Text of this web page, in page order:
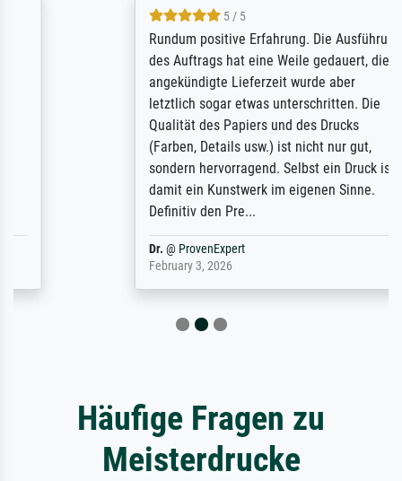
5 / 5
Rundum positive Erfahrung. Die Ausführung
des Auftrags hat eine Weile gedauert, die
angekündigte Lieferzeit wurde aber
letztlich sogar etwas unterschritten. Die
Qualität des Papiers und des Drucks
(Farben, Details usw.) ist nicht nur gut,
sondern hervorragend. Selbst ein Druck ist
damit ein Kunstwerk im eigenen Sinne.
Definitiv den Pre...
ProvenExpert
February 3, 2026
Häufige Fragen zu
Meisterdrucke